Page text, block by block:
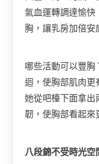
氣血運轉調達愉快
胸，讓乳房加倍安
哪些活動可以豐
迴，使胸部肌肉更
她從吧檯下面拿出
韌，使胸部看起來
八段錦不受時光空